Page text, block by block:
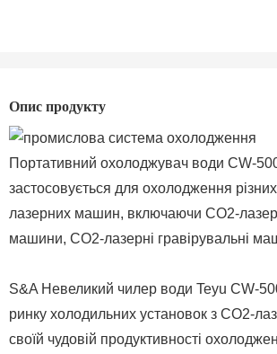
Опис продукту
Портативний охолоджувач води CW-
застосовується для охолодження
лазерних машин, включаючи CO2-
машини, CO2-лазерні гравірувальні
S&A Невеликий чилер води Teyu CW-
ринку холодильних установок з CO2-
своїй чудовій продуктивності